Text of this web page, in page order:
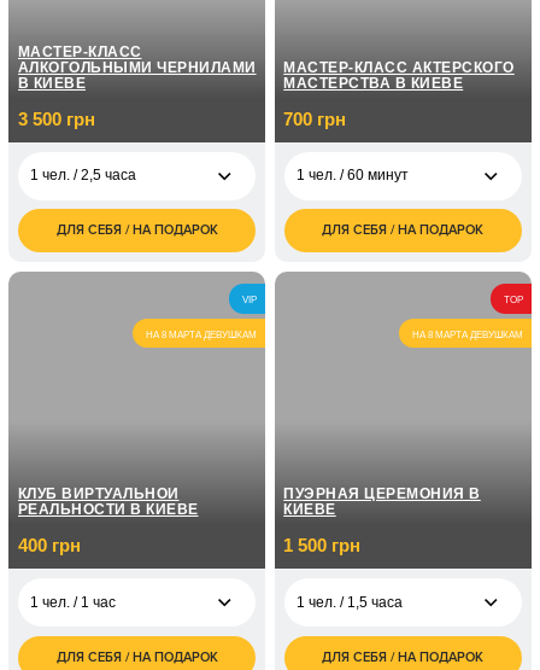
МАСТЕР-КЛАСС
АЛКОГОЛЬНЫМИ ЧЕРНИЛАМИ
В КИЕВЕ
3 500 грн
1 чел. / 2,5 часа
3 500
грн
7 000
грн
ДЛЯ СЕБЯ / НА ПОДАРОК
МАСТЕР-КЛАСС АКТЕРСКОГО
МАСТЕРСТВА В КИЕВЕ
700 грн
1 чел. / 60 минут
грн
4 350
грн
1 чел. / 12 занятий по
7 150
ДЛЯ СЕБЯ / НА ПОДАРОК
VIP
НА 8 МАРТА ДЕВУШКАМ
КЛУБ ВИРТУАЛЬНОЙ
РЕАЛЬНОСТИ В КИЕВЕ
400 грн
1 чел. / 1 час
ДЛЯ СЕБЯ / НА ПОДАРОК
TOP
НА 8 МАРТА ДЕВУШКАМ
ПУЭРНАЯ ЦЕРЕМОНИЯ В
КИЕВЕ
1 500 грн
1 чел. / 1,5 часа
1 500
ДЛЯ СЕБЯ / НА ПОДАРОК